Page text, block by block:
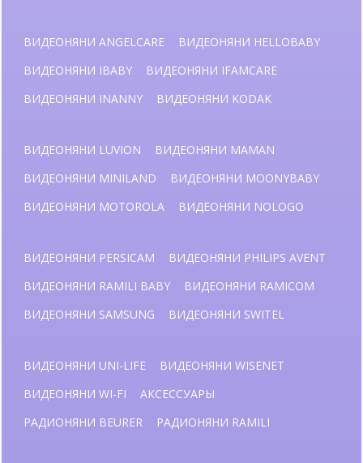
ВИДЕОНЯНИ ANGELCARE
ВИДЕОНЯНИ HELLOBABY
ВИДЕОНЯНИ IBABY
ВИДЕОНЯНИ IFAMCARE
ВИДЕОНЯНИ INANNY
ВИДЕОНЯНИ KODAK
ВИДЕОНЯНИ LUVION
ВИДЕОНЯНИ MAMAN
ВИДЕОНЯНИ MINILAND
ВИДЕОНЯНИ MOONYBABY
ВИДЕОНЯНИ MOTOROLA
ВИДЕОНЯНИ NOLOGO
ВИДЕОНЯНИ PERSICAM
ВИДЕОНЯНИ PHILIPS AVENT
ВИДЕОНЯНИ RAMILI BABY
ВИДЕОНЯНИ RAMICOM
ВИДЕОНЯНИ SAMSUNG
ВИДЕОНЯНИ SWITEL
ВИДЕОНЯНИ UNI-LIFE
ВИДЕОНЯНИ WISENET
ВИДЕОНЯНИ WI-FI
АКСЕССУАРЫ
РАДИОНЯНИ BEURER
РАДИОНЯНИ RAMILI